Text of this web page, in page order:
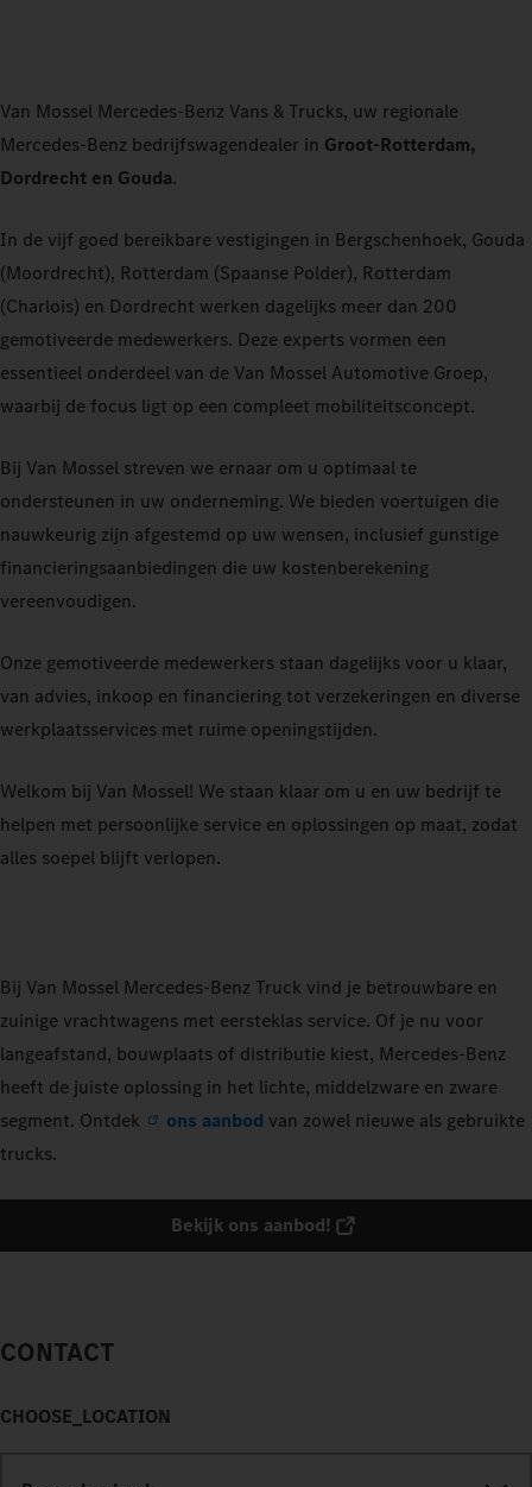
Van Mossel Mercedes-Benz Vans & Trucks, uw regionale
Mercedes-Benz bedrijfswagendealer in Groot-Rotterdam,
Dordrecht en Gouda.
In de vijf goed bereikbare vestigingen in Bergschenhoek, Gouda
(Moordrecht), Rotterdam (Spaanse Polder), Rotterdam
(Charlois) en Dordrecht werken dagelijks meer dan 200
gemotiveerde medewerkers. Deze experts vormen een
essentieel onderdeel van de Van Mossel Automotive Groep,
waarbij de focus ligt op een compleet mobiliteitsconcept.
Bij Van Mossel streven we ernaar om u optimaal te
ondersteunen in uw onderneming. We bieden voertuigen die
nauwkeurig zijn afgestemd op uw wensen, inclusief gunstige
financieringsaanbiedingen die uw kostenberekening
vereenvoudigen.
Onze gemotiveerde medewerkers staan dagelijks voor u klaar,
van advies, inkoop en financiering tot verzekeringen en diverse
werkplaatsservices met ruime openingstijden.
Welkom bij Van Mossel! We staan klaar om u en uw bedrijf te
helpen met persoonlijke service en oplossingen op maat, zodat
alles soepel blijft verlopen.
Bij Van Mossel Mercedes-Benz Truck vind je betrouwbare en
zuinige vrachtwagens met eersteklas service. Of je nu voor
langeafstand, bouwplaats of distributie kiest, Mercedes-Benz
heeft de juiste oplossing in het lichte, middelzware en zware
segment. Ontdek
ons aanbod van zowel nieuwe als gebruikte
trucks.
Bekijk ons aanbod!
CONTACT
CHOOSE_LOCATION